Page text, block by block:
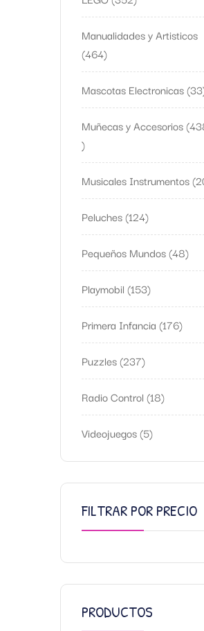
Manualidades y Artisticos
464
Mascotas Electronicas 33
Muñecas y Accesorios
Musicales Instrumentos
Peluches 124
Pequeños Mundos 48
Playmobil 153
Primera Infancia 176
Puzzles 237
Radio Control 18
Videojuegos 5
FILTRAR POR PRECIO
PRODUCTOS